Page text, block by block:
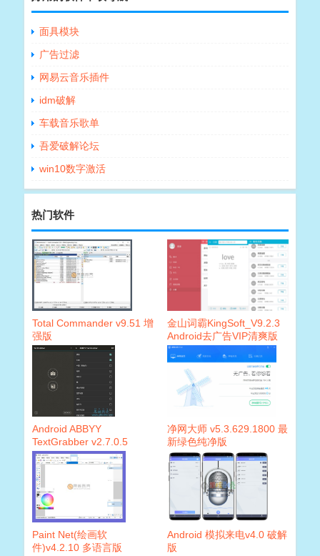
面具模块
广告过滤
网易云音乐插件
idm破解
车载音乐歌单
吾爱破解论坛
win10数字激活
热门软件
Total Commander v9.51 增
强版
金山词霸KingSoft_V9.2.3
Android去广告VIP清爽版
Android ABBYY
TextGrabber v2.7.0.5
净网大师 v5.3.629.1800 最
新绿色纯净版
Paint Net(绘画软
件)v4.2.10 多语言版
Android 模拟来电v4.0 破解
版